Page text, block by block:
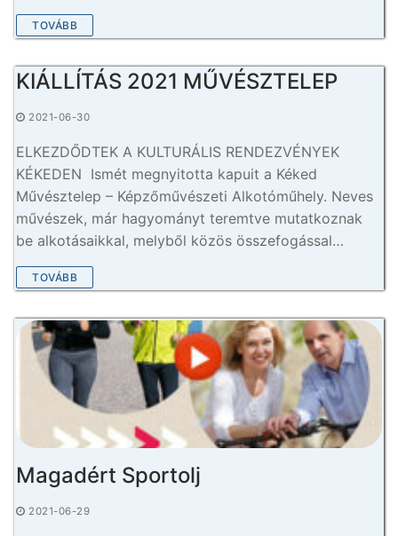
TOVÁBB
KIÁLLÍTÁS 2021 MŰVÉSZTELEP
2021-06-30
ELKEZDŐDTEK A KULTURÁLIS RENDEZVÉNYEK
KÉKEDEN Ismét megnyitotta kapuit a Kéked
Művésztelep – Képzőművészeti Alkotóműhely. Neves
művészek, már hagyományt teremtve mutatkoznak
be alkotásaikkal, melyből közös összefogással…
TOVÁBB
Magadért Sportolj
2021-06-29